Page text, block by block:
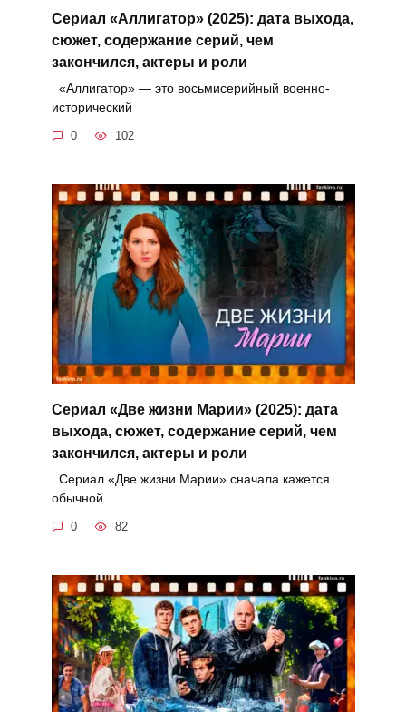
Сериал «Аллигатор» (2025): дата выхода,
сюжет, содержание серий, чем
закончился, актеры и роли
«Аллигатор» — это восьмисерийный военно-
исторический
0 102
Сериал «Две жизни Марии» (2025): дата
выхода, сюжет, содержание серий, чем
закончился, актеры и роли
Сериал «Две жизни Марии» сначала кажется
обычной
0 82